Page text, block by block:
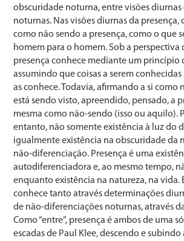
obscuridade noturna, entre visões diurnas
noturnas. Nas visões diurnas da presença,
como não sendo a presença, como o que
homem para o homem. Sob a perspectiva
presença conhece mediante um princípio
assumindo que coisas a serem conhecidas
as conhece. Todavia, afirmando a si como
está sendo visto, apreendido, pensado, a
mesma como não-sendo (isso ou aquilo).
entanto, não somente existência à luz do
igualmente existência na obscuridade da
não-diferenciação. Presença é uma
autodiferenciadora e, ao mesmo tempo,
enquanto existência na natureza, na vida.
conhece tanto através determinações
de não-diferenciações noturnas, através
Como “entre”, presença é ambos de uma
escadas de Paul Klee, descendo e